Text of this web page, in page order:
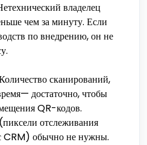
владелец
чем за минуту. Если
по внедрению, он не
сканирований,
достаточно, чтобы
QR-кодов.
отслеживания
CRM) обычно не нужны.